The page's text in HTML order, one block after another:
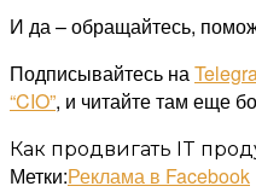
И да – обращайтесь,
Подписывайтесь на
“CIO”, и читайте там еще
Как продвигать IT
Метки:Реклама в Facebook